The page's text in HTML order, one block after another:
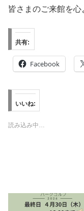
皆さまのご来館を心
共有:
Facebook
いいね:
読み込み中…